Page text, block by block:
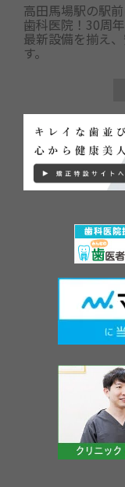
高田馬場駅の駅
歯科医院！30周
最新設備を揃え
す。